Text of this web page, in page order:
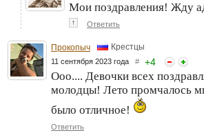
Мои поздравления! Жду
↑ Ответить
Прокопыч Крестцы
11 сентября 2023 года # +4
Ооо.... Девочки всех
молодцы! Лето промчалось
было отличное!
Ответить